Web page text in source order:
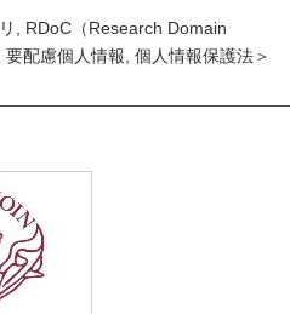
, RDoC（Research Domain
配慮個人情報, 個人情報保護法＞